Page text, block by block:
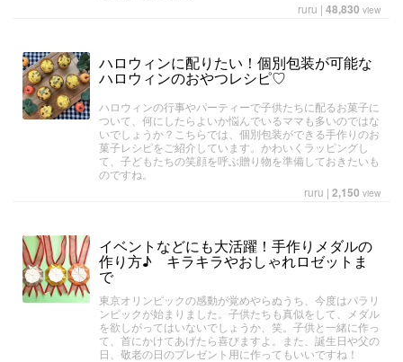
ruru | 48,830 view
ハロウィンに配りたい！個別包装が可能な
ハロウィンのおやつレシピ♡
ハロウィンの行事やパーティーで子供たちに配るお菓子に
ついて、何にしたらよいか悩んでいるママも多いのではな
いでしょうか？こちらでは、個別包装ができる手作りのお
菓子レシピをご紹介しています。かわいくラッピングし
て、子どもたちの笑顔を呼ぶ贈り物を準備しておきたいも
のですね。
ruru | 2,150 view
イベントなどにも大活躍！手作りメダルの
作り方♪ キラキラやおしゃれロゼットま
で
東京オリンピックの感動が覚めやらぬうち、今度はパラリ
ンピックが始まりました。子供たちも真似をして、メダル
を欲しがってはいないでしょうか、笑。子供と一緒に作っ
て、首にかけてあげたら喜びますよ。また、誕生日や父の
日、敬老の日のプレゼント用に作ってもいいですね！